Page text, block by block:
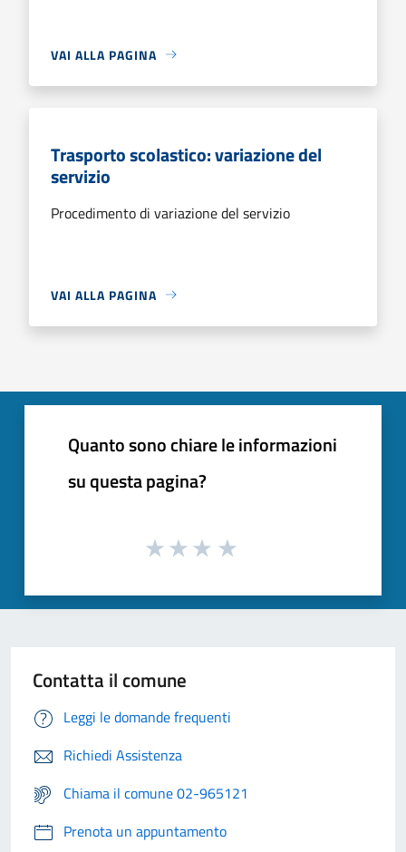
VAI ALLA PAGINA
Trasporto scolastico: variazione del
servizio
Procedimento di variazione del servizio
VAI ALLA PAGINA
Quanto sono chiare le informazioni
su questa pagina?
Contatta il comune
Leggi le domande frequenti
Richiedi Assistenza
Chiama il comune 02-965121
Prenota un appuntamento